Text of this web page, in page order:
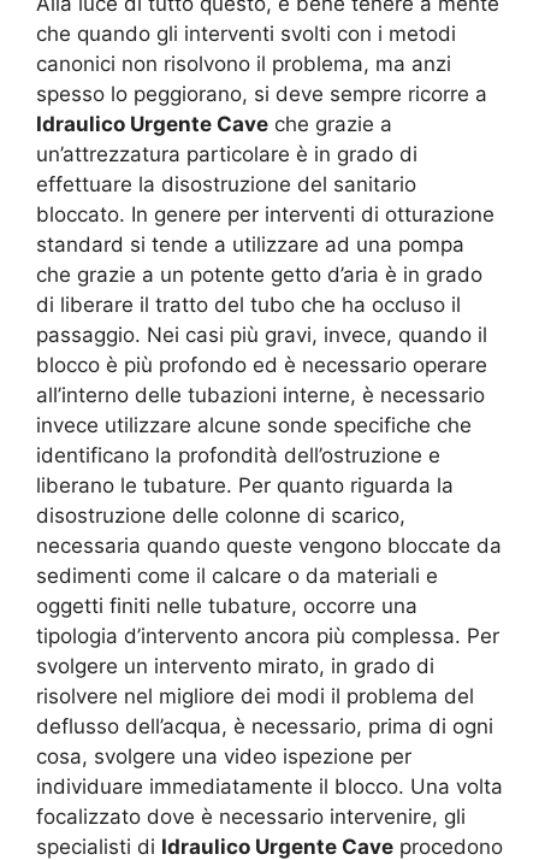
che quando gli interventi svolti con i metodi
canonici non risolvono il problema, ma anzi
spesso lo peggiorano, si deve sempre ricorre a
Idraulico Urgente Cave che grazie a
un’attrezzatura particolare è in grado di
effettuare la disostruzione del sanitario
bloccato. In genere per interventi di otturazione
standard si tende a utilizzare ad una pompa
che grazie a un potente getto d’aria è in grado
di liberare il tratto del tubo che ha occluso il
passaggio. Nei casi più gravi, invece, quando il
blocco è più profondo ed è necessario operare
all’interno delle tubazioni interne, è necessario
invece utilizzare alcune sonde specifiche che
identificano la profondità dell’ostruzione e
liberano le tubature. Per quanto riguarda la
disostruzione delle colonne di scarico,
necessaria quando queste vengono bloccate da
sedimenti come il calcare o da materiali e
oggetti finiti nelle tubature, occorre una
tipologia d’intervento ancora più complessa. Per
svolgere un intervento mirato, in grado di
risolvere nel migliore dei modi il problema del
deflusso dell’acqua, è necessario, prima di ogni
cosa, svolgere una video ispezione per
individuare immediatamente il blocco. Una volta
focalizzato dove è necessario intervenire, gli
specialisti di Idraulico Urgente Cave procedono